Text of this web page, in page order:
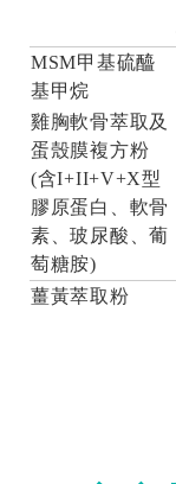
MSM甲基硫醯
基甲烷
雞胸軟骨萃取及
蛋殼膜複方粉
(含I+II+V+X型
膠原蛋白、軟骨
素、玻尿酸、葡
萄糖胺)
薑黃萃取粉